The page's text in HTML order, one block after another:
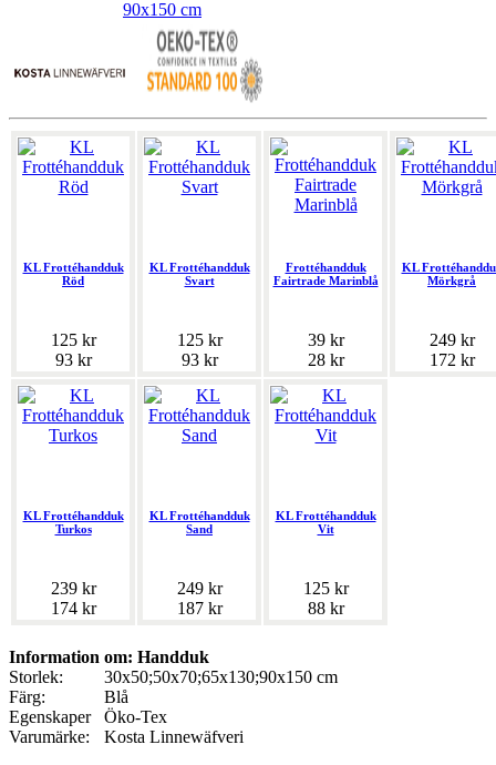
90x150 cm
KL Frottéhandduk
Röd
125 kr
93 kr
KL Frottéhandduk
Svart
125 kr
93 kr
Frottéhandduk
Fairtrade Marinblå
39 kr
28 kr
KL
Mörkgrå
249 kr
172 kr
KL Frottéhandduk
Turkos
239 kr
174 kr
KL Frottéhandduk
Sand
249 kr
187 kr
KL Frottéhandduk
Vit
125 kr
88 kr
Information om: Handduk
Storlek:
30x50;50x70;65x130;90x150 cm
Färg:
Blå
Egenskaper
Öko-Tex
Varumärke:
Kosta Linnewäfveri